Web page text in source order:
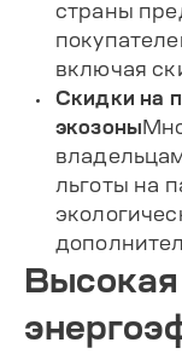
страны
включая
Скидки на
экозоны
льготы на
Высокая